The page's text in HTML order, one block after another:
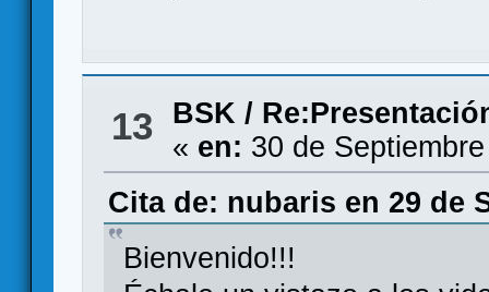
13 BSK /
« en: 30 de
Cita de: nubaris en 29 de
Bienvenido!!!